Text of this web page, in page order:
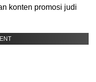
konten promosi judi